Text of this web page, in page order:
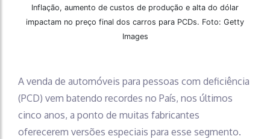
Inflação, aumento de custos de produção e alta do dólar
impactam no preço final dos carros para PCDs. Foto: Getty
Images
A venda de automóveis para pessoas com deficiência
(PCD) vem batendo recordes no País, nos últimos
cinco anos, a ponto de muitas fabricantes
oferecerem versões especiais para esse segmento.